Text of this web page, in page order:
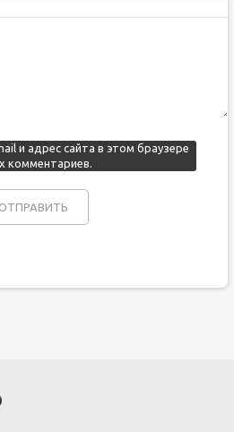
и адрес сайта в этом браузере
комментариев.